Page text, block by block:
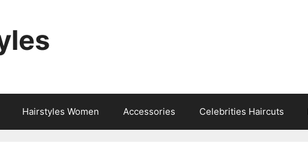
Hairstyles Women Accessories Celebrities Haircuts